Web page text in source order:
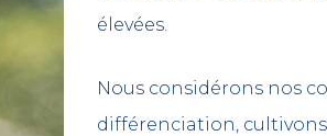
élevées.
Nous considérons nos
différenciation,